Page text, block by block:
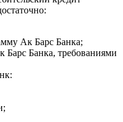
Ак Барс Банка;
Барс Банка, требованиями